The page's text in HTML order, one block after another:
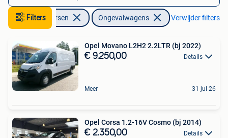
Filters
Auto diversen Ongevalwagens Verwijder filters
Opel Movano L2H2 2.2LTR (bj 2022)
€ 9.250,00 Details
Meer 31 jul 26
Opel Corsa 1.2-16V Cosmo (bj 2014)
€ 2.350,00 Details